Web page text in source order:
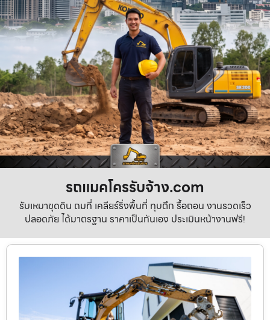
รถแมคโครรับจ้าง.com
รับเหมาขุดดิน ถมที่ เคลียร์ริ่งพื้นที่ ทุบตึก รื้อถอน งานรวดเร็ว
ปลอดภัย ได้มาตรฐาน ราคาเป็นกันเอง ประเมินหน้างานฟรี!